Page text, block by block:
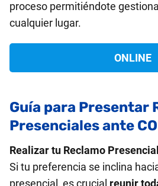
proceso permitiéndote
cualquier lugar.
ONLINE
Guía para Presentar
Presenciales ante
Realizar tu Reclamo
Si tu preferencia se inclina
presencial, es crucial reunir